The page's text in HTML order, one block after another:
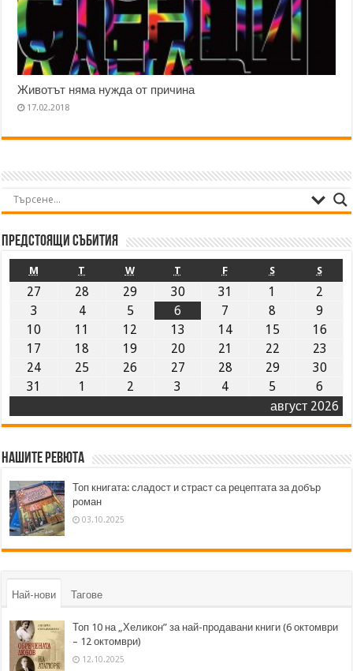
Животът няма нужда от причина
17.02.2018
Предстоящи събития
август 2026
M T W T F S S
27 28 29 30 31 1
2
3
4 5 6 7 8
9
10
11 12 13 14 15
16
17
18 19 20 21 22
23
24
25 26 27 28 29
30
31
1 2 3 4 5 6
Нашите ревюта
Топ книгата: сладост и страст са рецептата за добър
роман
03.10.2025
Най-нови Тагове
Топ 10 на „Хеликон” за най-продавани книги (6 октомври
– 12 октомври)
12.10.2025